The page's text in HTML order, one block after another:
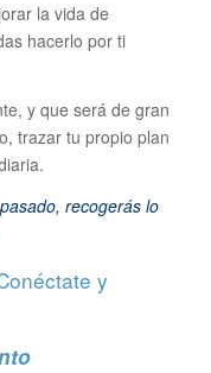
la vida de
hacerlo por ti
y que será de gran
trazar tu propio plan
recogerás lo
y